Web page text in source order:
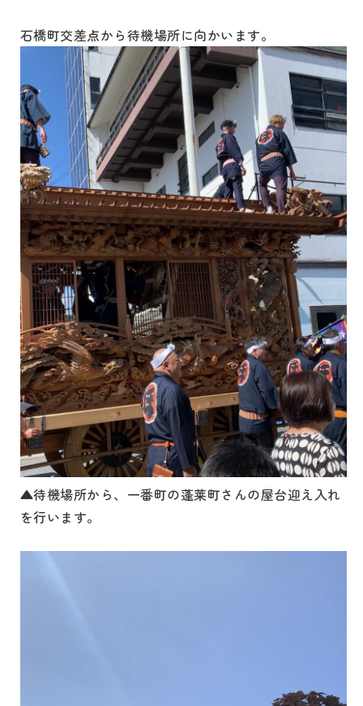
石橋町交差点から待機場所に向かいます。
▲待機場所から、一番町の蓬莱町さんの屋台迎え入れ
を行います。